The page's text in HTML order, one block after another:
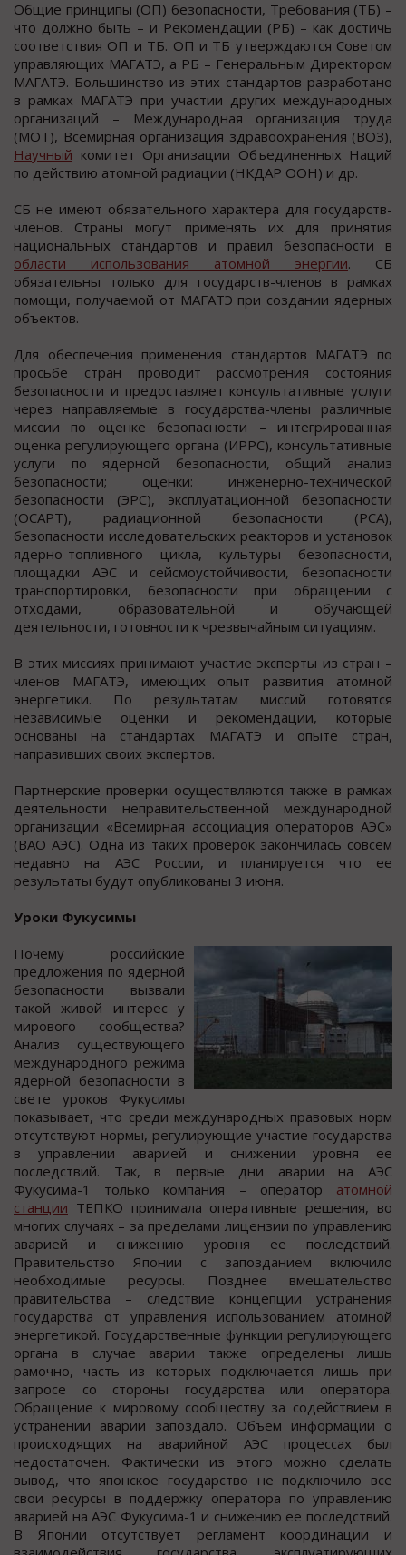
Общие принципы (ОП) безопасности, Требования (ТБ) –
что должно быть – и Рекомендации (РБ) – как достичь
соответствия ОП и ТБ. ОП и ТБ утверждаются Советом
управляющих МАГАТЭ, а РБ – Генеральным Директором
МАГАТЭ. Большинство из этих стандартов разработано
в рамках МАГАТЭ при участии других международных
организаций – Международная организация труда
(МОТ), Всемирная организация здравоохранения (ВОЗ),
Научный комитет Организации Объединенных Наций
по действию атомной радиации (НКДАР ООН) и др.
СБ не имеют обязательного характера для государств-
членов. Страны могут применять их для принятия
национальных стандартов и правил безопасности в
области использования атомной энергии. СБ
обязательны только для государств-членов в рамках
помощи, получаемой от МАГАТЭ при создании ядерных
объектов.
Для обеспечения применения стандартов МАГАТЭ по
просьбе стран проводит рассмотрения состояния
безопасности и предоставляет консультативные услуги
через направляемые в государства-члены различные
миссии по оценке безопасности – интегрированная
оценка регулирующего органа (ИРРС), консультативные
услуги по ядерной безопасности, общий анализ
безопасности; оценки: инженерно-технической
безопасности (ЭРС), эксплуатационной безопасности
(ОСАРТ), радиационной безопасности (РСА),
безопасности исследовательских реакторов и установок
ядерно-топливного цикла, культуры безопасности,
площадки АЭС и сейсмоустойчивости, безопасности
транспортировки, безопасности при обращении с
отходами, образовательной и обучающей
деятельности, готовности к чрезвычайным ситуациям.
В этих миссиях принимают участие эксперты из стран –
членов МАГАТЭ, имеющих опыт развития атомной
энергетики. По результатам миссий готовятся
независимые оценки и рекомендации, которые
основаны на стандартах МАГАТЭ и опыте стран,
направивших своих экспертов.
Партнерские проверки осуществляются также в рамках
деятельности неправительственной международной
организации «Всемирная ассоциация операторов АЭС»
(ВАО АЭС). Одна из таких проверок закончилась совсем
недавно на АЭС России, и планируется что ее
результаты будут опубликованы 3 июня.
Уроки Фукусимы
Почему российские
предложения по ядерной
безопасности вызвали
такой живой интерес у
мирового сообщества?
Анализ существующего
международного режима
ядерной безопасности в
свете уроков Фукусимы
показывает, что среди международных правовых норм
отсутствуют нормы, регулирующие участие государства
в управлении аварией и снижении уровня ее
последствий. Так, в первые дни аварии на АЭС
Фукусима-1 только компания – оператор атомной
станции ТЕПКО принимала оперативные решения, во
многих случаях – за пределами лицензии по управлению
аварией и снижению уровня ее последствий.
Правительство Японии с запозданием включило
необходимые ресурсы. Позднее вмешательство
правительства – следствие концепции устранения
государства от управления использованием атомной
энергетикой. Государственные функции регулирующего
органа в случае аварии также определены лишь
рамочно, часть из которых подключается лишь при
запросе со стороны государства или оператора.
Обращение к мировому сообществу за содействием в
устранении аварии запоздало. Объем информации о
происходящих на аварийной АЭС процессах был
недостаточен. Фактически из этого можно сделать
вывод, что японское государство не подключило все
свои ресурсы в поддержку оператора по управлению
аварией на АЭС Фукусима-1 и снижению ее последствий.
В Японии отсутствует регламент координации и